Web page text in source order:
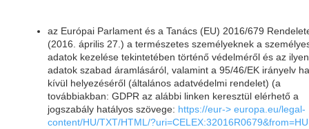
az Európai Parlament és a Tanács (EU) 2016/679
(2016. április 27.) a természetes személyeknek a
adatok kezelése tekintetében történő védelméről és az ilyen
adatok szabad áramlásáról, valamint a 95/46/EK irányelv
kívül helyezéséről (általános adatvédelmi rendelet) (a
továbbiakban: GDPR az alábbi linken keresztül elérhető a
jogszabály hatályos szövege: https://eur-> europa.eu/legal-
content/HU/TXT/HTML/?uri=CELEX:32016R0679&from=HU